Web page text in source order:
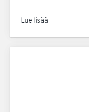
Lue lisää